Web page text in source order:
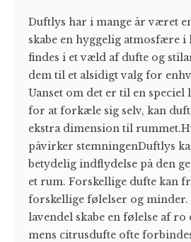
Duftlys har i mange år været
skabe en hyggelig atmosfære i
findes i et væld af dufte og
dem til et alsidigt valg for
Uanset om det er til en
for at forkæle sig selv, kan
ekstra dimension til
påvirker stemningenDuftlys
betydelig indflydelse på den
et rum. Forskellige dufte kan
forskellige følelser og minder.
lavendel skabe en følelse af ro
mens citrusdufte ofte